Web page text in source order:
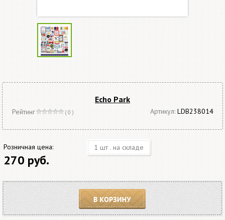
Echo Park
Рейтинг ( 0 ) Артикул: LDB238014
Розничная цена:
270 руб.
1 шт . на складе
В корзину